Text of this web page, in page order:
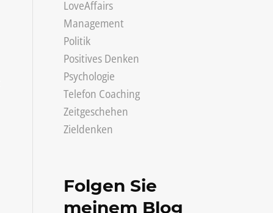
LoveAffairs
Management
Politik
Positives Denken
Psychologie
Telefon Coaching
Zeitgeschehen
Zieldenken
Folgen Sie
meinem Blog